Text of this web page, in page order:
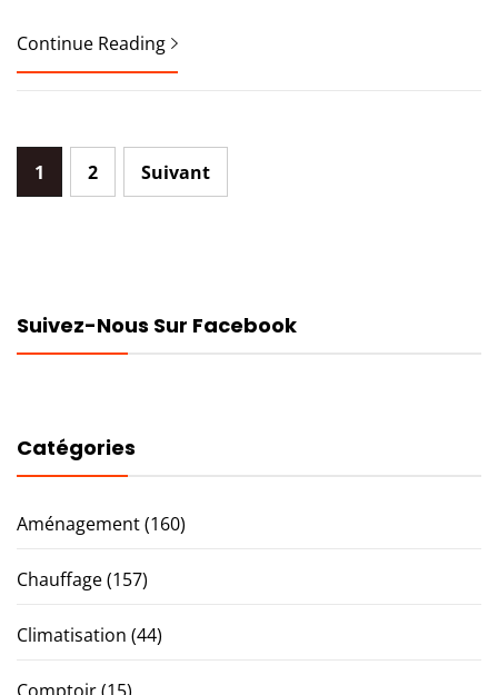
Continue Reading
Pagination
des
1 2 Suivant
Suivez-Nous Sur Facebook
Catégories
Aménagement(160)
Chauffage(157)
Climatisation (44)